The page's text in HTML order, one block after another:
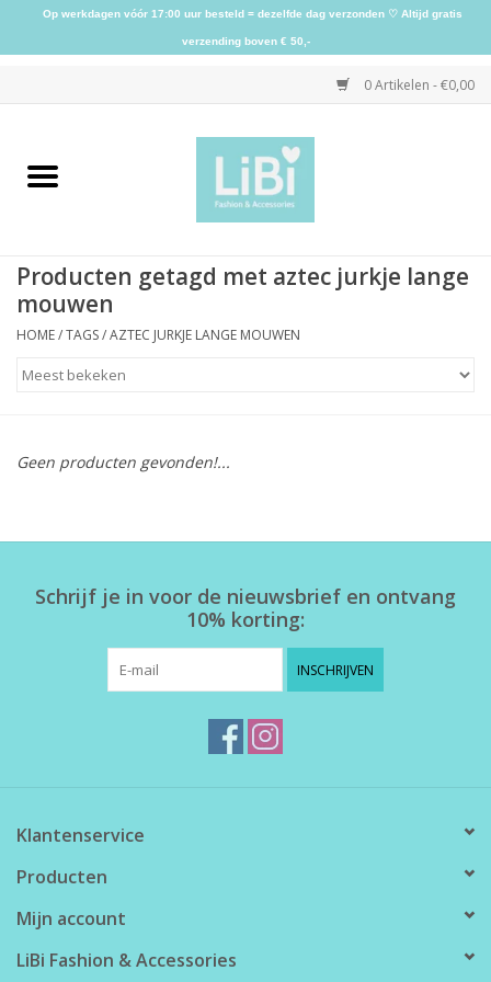
0 Artikelen - €0,00
Home
Kleding
Accessoires
Home deco
SALE
Producten getagd met aztec jurkje lange
mouwen
HOME/TAGS/AZTEC JURKJE LANGE MOUWEN
Geen producten gevonden!...
Schrijf je in voor de nieuwsbrief en ontvang
10% korting:
INSCHRIJVEN
Klantenservice
Producten
Mijn account
LiBi Fashion & Accessories
Op werkdagen vóór 17:00 uur besteld = dezelfde dag verzonden ♡ Altijd gratis
verzending boven € 50,-